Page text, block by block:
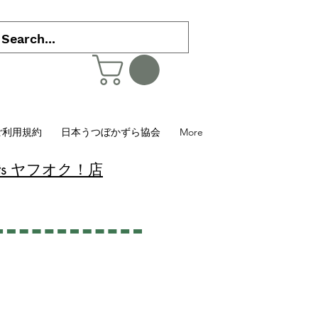
利用規約 日本うつぼかずら協会 More
ヤフオク！店